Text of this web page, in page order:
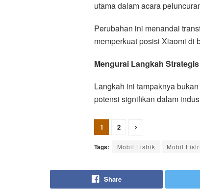
utama dalam acara
Perubahan ini menandai
memperkuat posisi Xiaomi di
Mengurai Langkah Strategis
Langkah ini tampaknya
potensi signifikan dalam
1 2
Tags: Mobil Listrik Mobil
Share